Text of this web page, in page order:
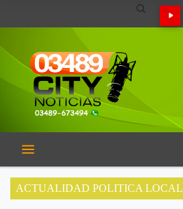
ACTUALIDAD POLITICA LOCAL